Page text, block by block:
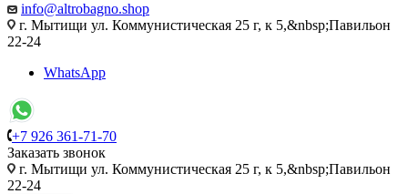
info@altrobagno.shop
г. Мытищи ул. Коммунистическая 25 г, к 5,&nbsp;Павильон
22-24
WhatsApp
+7 926 361-71-70
Заказать звонок
г. Мытищи ул. Коммунистическая 25 г, к 5,&nbsp;Павильон
22-24